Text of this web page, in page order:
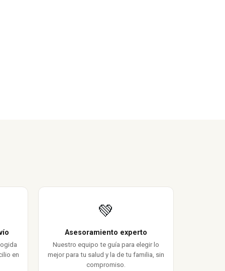
en
💚
Asesoramiento experto
Nuestro equipo te guía para elegir lo
mejor para tu salud y la de tu familia, sin
compromiso.